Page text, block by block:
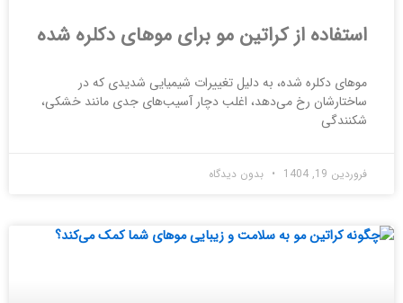
استفاده از کراتین مو برای موهای دکلره شده
موهای دکلره شده، به دلیل تغییرات شیمیایی شدیدی که در
ساختارشان رخ می‌دهد، اغلب دچار آسیب‌های جدی مانند خشکی،
شکنندگی
فروردین 19, 1404 بدون دیدگاه